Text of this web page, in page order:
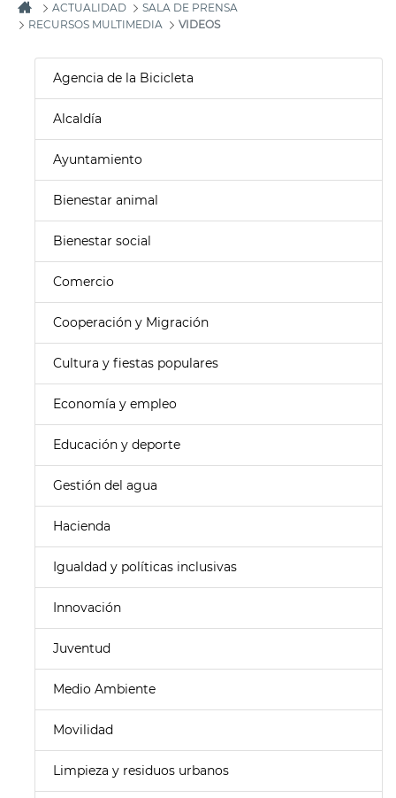
ACTUALIDAD
SALA DE PRENSA
RECURSOS MULTIMEDIA
VIDEOS
Agencia de la Bicicleta
Alcaldía
Ayuntamiento
Bienestar animal
Bienestar social
Comercio
Cooperación y Migración
Cultura y fiestas populares
Economía y empleo
Educación y deporte
Gestión del agua
Hacienda
Igualdad y políticas inclusivas
Innovación
Juventud
Medio Ambiente
Movilidad
Limpieza y residuos urbanos